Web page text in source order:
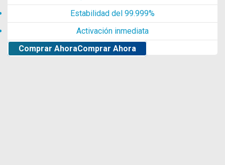
Estabilidad del 99.999%
Activación inmediata
Comprar AhoraComprar Ahora